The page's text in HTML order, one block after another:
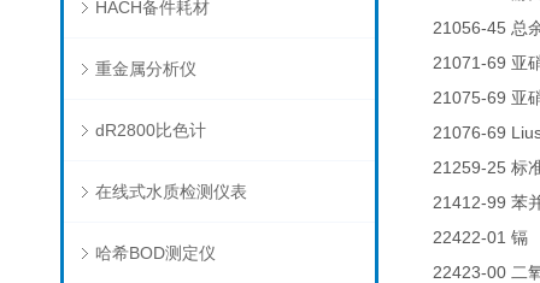
HACH备件耗材
重金属分析仪
dR2800比色计
在线式水质检测仪表
哈希BOD测定仪
21056-45 总
21071-69 亚
21075-69 亚
21076-69
21259-25 标
21412-99 苯
22422-01 镉
22423-00 二